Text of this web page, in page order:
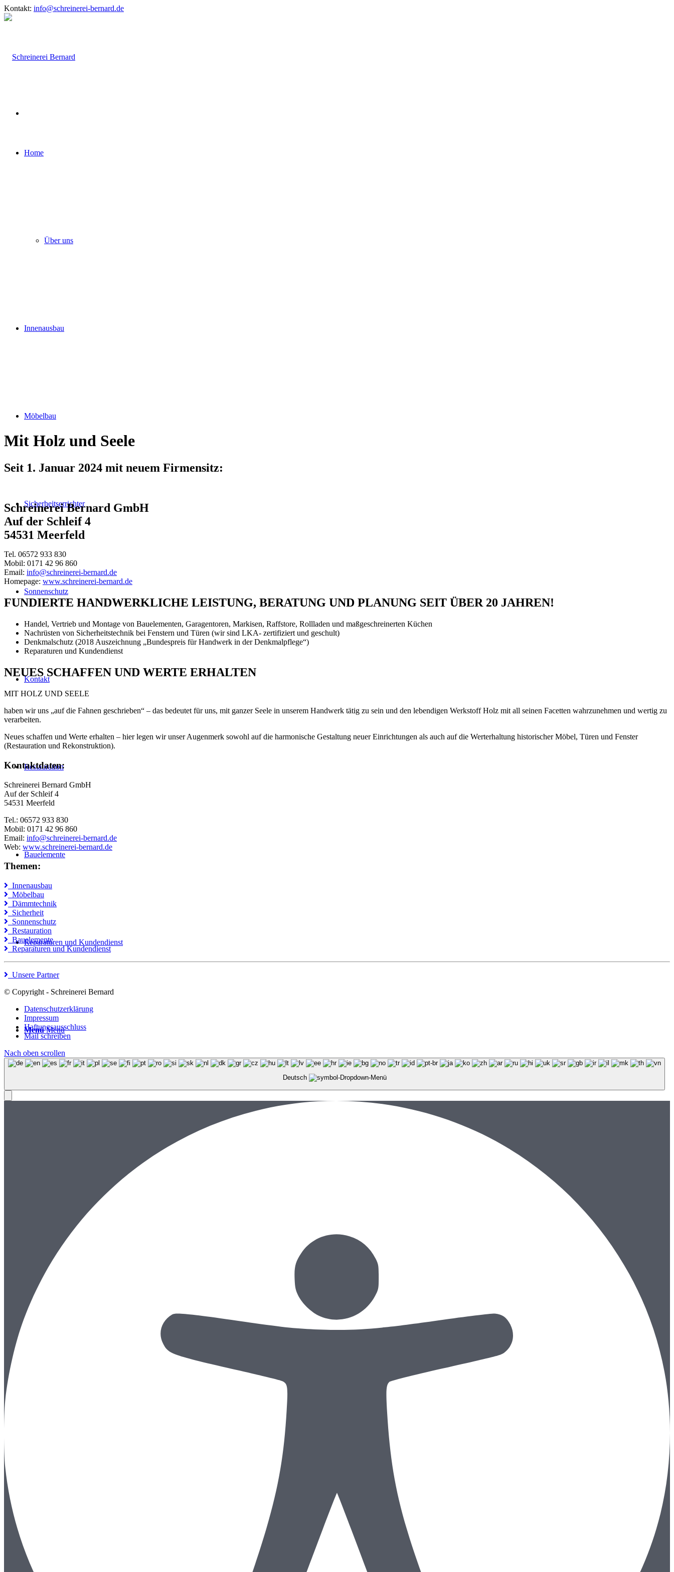
Kontakt: info@schreinerei-bernard.de
Home
Über uns
Innenausbau
Möbelbau
Sicherheitserrichter
Sonnenschutz
Kontakt
Restauration
Bauelemente
Reparaturen und Kundendienst
Menü Menü
Mit Holz und Seele
Seit 1. Januar 2024 mit neuem Firmensitz:
Schreinerei Bernard GmbH
Auf der Schleif 4
54531 Meerfeld
Tel. 06572 933 830
Mobil: 0171 42 96 860
Email: info@schreinerei-bernard.de
Homepage: www.schreinerei-bernard.de
FUNDIERTE HANDWERKLICHE LEISTUNG, BERATUNG UND PLANUNG SEIT ÜBER 20 JAHREN!
Handel, Vertrieb und Montage von Bauelementen, Garagentoren, Markisen, Raffstore, Rollladen und maßgeschreinerten Küchen
Nachrüsten von Sicherheitstechnik bei Fenstern und Türen (wir sind LKA- zertifiziert und geschult)
Denkmalschutz (2018 Auszeichnung „Bundespreis für Handwerk in der Denkmalpflege“)
Reparaturen und Kundendienst
NEUES SCHAFFEN UND WERTE ERHALTEN
MIT HOLZ UND SEELE
haben wir uns „auf die Fahnen geschrieben“ – das bedeutet für uns, mit ganzer Seele in unserem Handwerk tätig zu sein und den lebendigen Werkstoff Holz mit all seinen Facetten wahrzunehmen und wertig zu
verarbeiten.
Neues schaffen und Werte erhalten – hier legen wir unser Augenmerk sowohl auf die harmonische Gestaltung neuer Einrichtungen als auch auf die Werterhaltung historischer Möbel, Türen und Fenster
(Restauration und Rekonstruktion).
Kontaktdaten:
Schreinerei Bernard GmbH
Auf der Schleif 4
54531 Meerfeld
Tel.: 06572 933 830
Mobil: 0171 42 96 860
Email: info@schreinerei-bernard.de
Web: www.schreinerei-bernard.de
Themen:
Innenausbau
Möbelbau
Dämmtechnik
Sicherheit
Sonnenschutz
Restauration
Bauelemente
Reparaturen und Kundendienst
Unsere Partner
© Copyright - Schreinerei Bernard
Datenschutzerklärung
Impressum
Haftungsausschluss
Mail schreiben
Nach oben scrollen
Deutsch